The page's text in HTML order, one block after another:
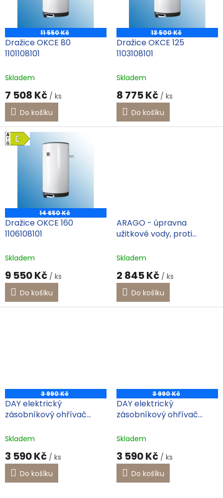
o
d
u
ů
11 550 Kč
Dražice OKCE 80
1101108101
Skladem
7 508 Kč / ks
Do košíku
13 500 Kč
Dražice OKCE 125
1103108101
Skladem
8 775 Kč / ks
Do košíku
14 650 Kč
Dražice OKCE 160
1106108101
Skladem
9 550 Kč / ks
Do košíku
ARAGO - úpravna
užitkové vody, proti
usazenin a vzniku koroze
Skladem
2 845 Kč / ks
Do košíku
3 990 Kč
DAY elektrický
zásobníkový ohřívač
Skladem
3 590 Kč / ks
Do košíku
3 990 Kč
DAY elektrický
zásobníkový ohřívač
Skladem
3 590 Kč / ks
Do košíku